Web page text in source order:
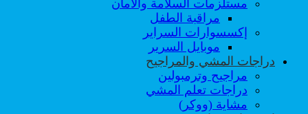
مستلزمات السلامة والأمان
مراقبة الطفل
إكسسوارات السراير
موبايل السرير
دراجات المشي والمراجيح
مراجيح وترمبولين
دراجات تعلم المشي
مشاية (ووكر)